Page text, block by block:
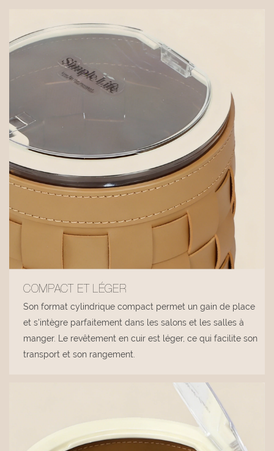
COMPACT ET LÉGER
Son format cylindrique compact permet un gain de place
et s'intègre parfaitement dans les salons et les salles à
manger. Le revêtement en cuir est léger, ce qui facilite son
transport et son rangement.